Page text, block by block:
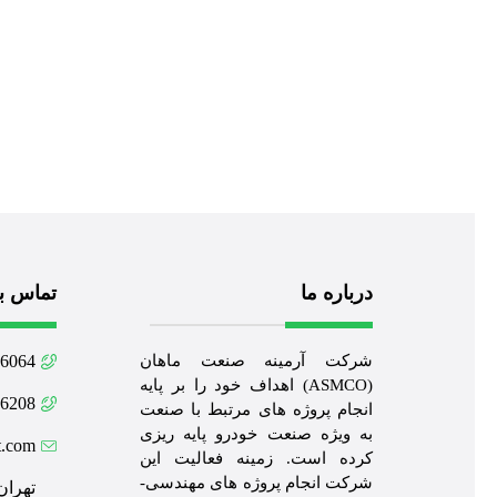
درباره ما
شرکت آرمینه صنعت ماهان
(ASMCO) اهداف خود را بر پایه
انجام پروژه های مرتبط با صنعت
به ویژه صنعت خودرو پایه ریزی
کرده است. زمینه فعالیت این
شرکت انجام پروژه های مهندسی-
تماس
021
021